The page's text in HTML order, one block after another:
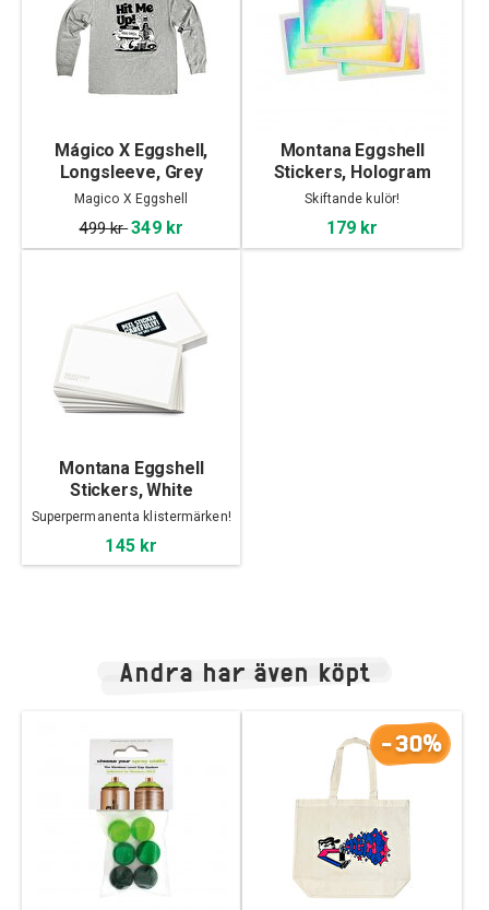
Mágico X Eggshell,
Longsleeve, Grey
Magico X Eggshell
499 kr349 kr
Montana Eggshell
Stickers, Hologram
Skiftande kulör!
179 kr
Montana Eggshell
Stickers, White
Superpermanenta klistermärken!
145 kr
Andra har även köpt
-30%